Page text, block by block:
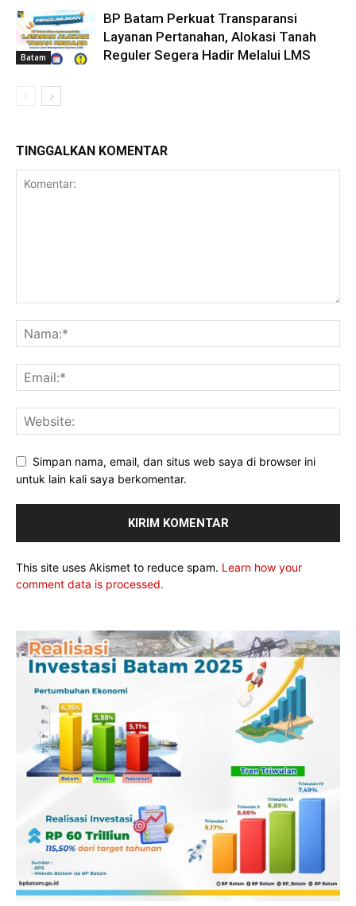
Batam
BP Batam Perkuat Transparansi
Layanan Pertanahan, Alokasi Tanah
Reguler Segera Hadir Melalui LMS
TINGGALKAN KOMENTAR
Simpan nama, email, dan situs web saya di browser ini
untuk lain kali saya berkomentar.
This site uses Akismet to reduce spam. Learn how your
comment data is processed.